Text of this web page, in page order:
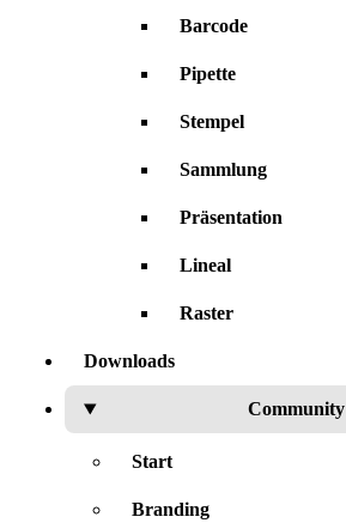
Barcode
Pipette
Stempel
Sammlung
Präsentation
Lineal
Raster
Downloads
Community
Start
Branding